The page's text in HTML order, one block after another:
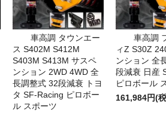
車高調 タウンエー
ス S402M S412M
S403M S413M サスペ
ンション 2WD 4WD 全
長調整式 32段減衰 トヨ
タ SF-Racing ピロボー
ル スポーツ
車高調
ィZ S30Z
ンション 全
段減衰 日産
ピロボール
161,984円(